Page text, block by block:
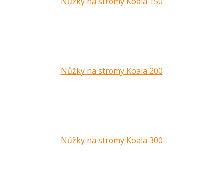
Nůžky na stromy Koala 200
Nůžky na stromy Koala 300